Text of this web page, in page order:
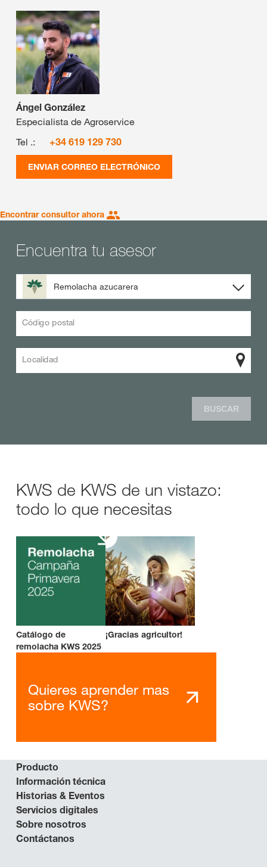
Ángel González
Especialista de Agroservice
Tel .:
+34 619 129 730
ENVIAR CORREO ELECTRÓNICO
Encontrar consultor ahora
Encuentra tu asesor
Remolacha azucarera
Código postal
Localidad
BUSCAR
KWS de KWS de un vistazo:
todo lo que necesitas
Catálogo de
remolacha KWS 2025
¡Gracias agricultor!
Quieres aprender mas
sobre KWS?
Producto
Información técnica
Historias & Eventos
Servicios digitales
Sobre nosotros
Contáctanos